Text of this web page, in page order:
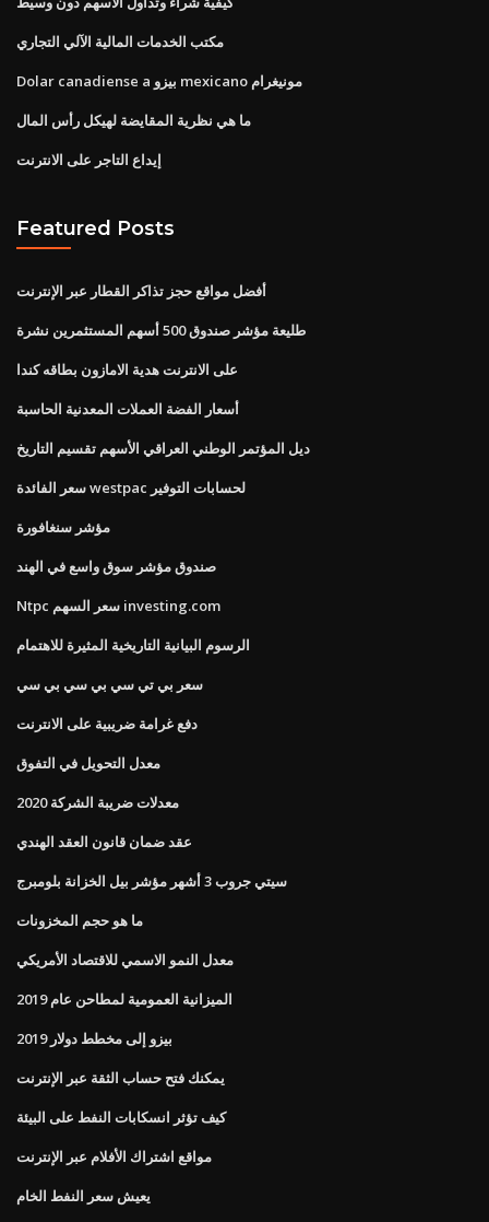
مكتب الخدمات المالية الآلي التجاري
Dolar canadiense a بيزو mexicano مونيغرام
ما هي نظرية المقايضة لهيكل رأس المال
إيداع التاجر على الانترنت
Featured Posts
أفضل مواقع حجز تذاكر القطار عبر الإنترنت
طليعة مؤشر صندوق 500 أسهم المستثمرين نشرة
على الانترنت هدية الامازون بطاقه كندا
أسعار الفضة العملات المعدنية الحاسبة
ديل المؤتمر الوطني العراقي الأسهم تقسيم التاريخ
سعر الفائدة westpac لحسابات التوفير
مؤشر سنغافورة
صندوق مؤشر سوق واسع في الهند
Ntpc سعر السهم investing.com
الرسوم البيانية التاريخية المثيرة للاهتمام
سعر بي تي سي بي سي بي سي
دفع غرامة ضريبية على الانترنت
معدل التحويل في التفوق
معدلات ضريبة الشركة 2020
عقد ضمان قانون العقد الهندي
سيتي جروب 3 أشهر مؤشر بيل الخزانة بلومبرج
ما هو حجم المخزونات
معدل النمو الاسمي للاقتصاد الأمريكي
الميزانية العمومية لمطاحن عام 2019
بيزو إلى مخطط دولار 2019
يمكنك فتح حساب الثقة عبر الإنترنت
كيف تؤثر انسكابات النفط على البيئة
مواقع اشتراك الأفلام عبر الإنترنت
يعيش سعر النفط الخام